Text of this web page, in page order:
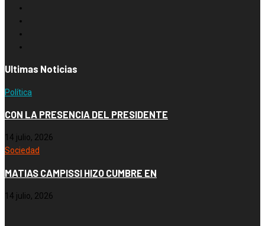
Ultimas Noticias
Política
CON LA PRESENCIA DEL PRESIDENTE
14 julio, 2026
Sociedad
MATIAS CAMPISSI HIZO CUMBRE EN
14 julio, 2026